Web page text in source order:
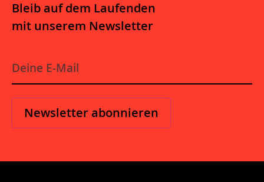
Bleib auf dem Laufenden
mit unserem Newsletter
E
-
M
i